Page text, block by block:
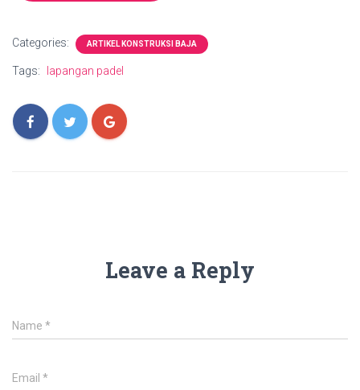
Categories: ARTIKEL KONSTRUKSI BAJA
Tags: lapangan padel
Leave a Reply
Name *
Email *